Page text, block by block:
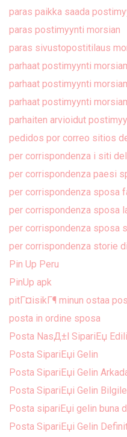
paras paikka saada
paras postimyynti morsian
paras sivustopostitilaus
parhaat postimyynti
parhaat postimyynti
parhaat postimyynti
parhaiten arvioidut
pedidos por correo sitios
per corrispondenza i siti
per corrispondenza paesi
per corrispondenza sposa
per corrispondenza sposa
per corrispondenza sposa
per corrispondenza storie
Pin Up Peru
PinUp apk
pitГ¤isikГ¶ minun ostaa
posta in ordine sposa
Posta NasД±l SipariЕџ
Posta SipariЕџi Gelin
Posta SipariЕџi Gelin
Posta SipariЕџi Gelin
Posta sipariЕџi gelin buna
Posta SipariЕџi Gelin